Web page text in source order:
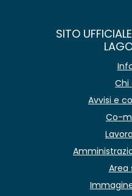
SITO
Chi
Avvisi e
Co-
Area